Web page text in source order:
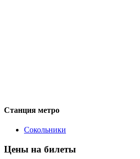
Станция метро
Сокольники
Цены на билеты